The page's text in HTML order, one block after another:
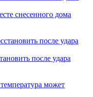
снесенного дома
после удара